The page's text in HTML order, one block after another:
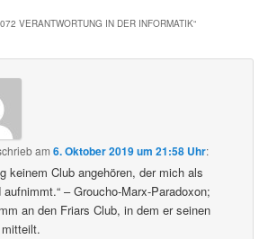
VERANTWORTUNG IN DER INFORMATIK“
am6. Oktober 2019 um 21:58 Uhr:
keinem Club angehören, der mich als
aufnimmt.“ – Groucho-Marx-Paradoxon;
an den Friars Club, in dem er seinen